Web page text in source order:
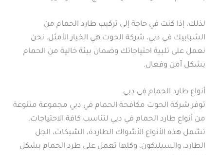
لذلك، إذا كنت في حاجة إلى تركيب طارد الحمام من
الشبابيك في دبي، شركة الحوت هي الخيار الأمثل. نحن
نعمل على تلبية احتياجاتك وضمان بيئة خالية من الحمام
بشكل آمن وفعال.
أنواع طارد الحمام في دبي
توفر شركة الحوت مكافحة الحمام في دبي مجموعة متنوعة
من أنواع طارد الحمام في دبي لتناسب كافة الاحتياجات.
تشمل هذه الأنواع الأشواك الطاردة، الشبكات، الجل
الطارد، والسيليكون، وكلها تعمل على طرد الحمام بشكل